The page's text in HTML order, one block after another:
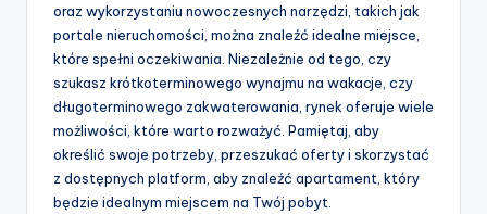
oraz wykorzystaniu nowoczesnych narzędzi, takich jak
portale nieruchomości, można znaleźć idealne miejsce,
które spełni oczekiwania. Niezależnie od tego, czy
szukasz krótkoterminowego wynajmu na wakacje, czy
długoterminowego zakwaterowania, rynek oferuje wiele
możliwości, które warto rozważyć. Pamiętaj, aby
określić swoje potrzeby, przeszukać oferty i skorzystać
z dostępnych platform, aby znaleźć apartament, który
będzie idealnym miejscem na Twój pobyt.